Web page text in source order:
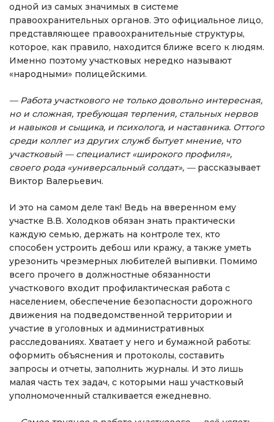
одной из самых значимых в системе
правоохранительных органов. Это официальное лицо,
представляющее правоохранительные структуры,
которое, как правило, находится ближе всего к людям.
Именно поэтому участковых нередко называют
«народными» полицейскими.
— Работа участкового не только довольно интересная,
но и сложная, требующая терпения, стальных нервов
и навыков и сыщика, и психолога, и наставника. Оттого
среди коллег из других служб бытует мнение, что
участковый — специалист «широкого профиля»,
своего рода «универсальный солдат», — рассказывает
Виктор Валерьевич.
И это на самом деле так! Ведь на вверенном ему
участке В.В. Холодков обязан знать практически
каждую семью, держать на контроле тех, кто
способен устроить дебош или кражу, а также уметь
урезонить чрезмерных любителей выпивки. Помимо
всего прочего в должностные обязанности
участкового входит профилактическая работа с
населением, обеспечение безопасности дорожного
движения на подведомственной территории и
участие в уголовных и административных
расследованиях. Хватает у него и бумажной работы:
оформить объяснения и протоколы, составить
запросы и отчеты, заполнить журналы. И это лишь
малая часть тех задач, с которыми наш участковый
уполномоченный сталкивается ежедневно.